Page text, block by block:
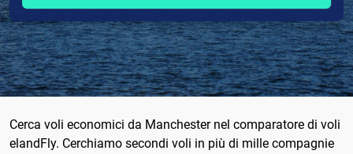
Cerca voli economici da Manchester nel comparatore di voli
elandFly. Cerchiamo secondi voli in più di mille compagnie